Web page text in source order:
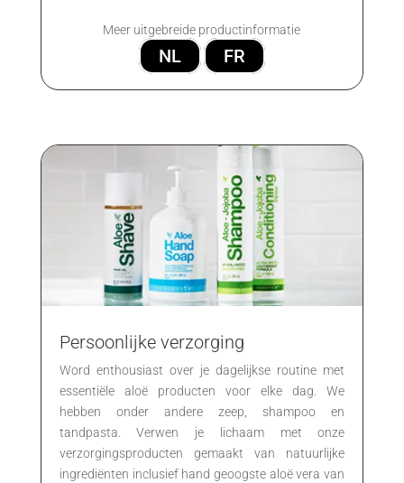
Meer uitgebreide productinformatie
NL FR
Persoonlijke verzorging
Word enthousiast over je dagelijkse routine met
essentiële aloë producten voor elke dag. We
hebben onder andere zeep, shampoo en
tandpasta. Verwen je lichaam met onze
verzorgingsproducten gemaakt van natuurlijke
ingrediënten inclusief hand geoogste aloë vera van